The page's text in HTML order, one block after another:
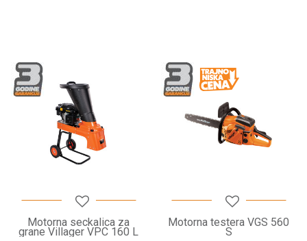
Motorna seckalica za
grane Villager VPC 160 L
Motorna testera VGS 560
S